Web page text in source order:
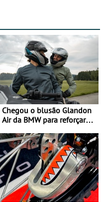
Chegou o blusão Glandon
Air da BMW para reforçar
verão